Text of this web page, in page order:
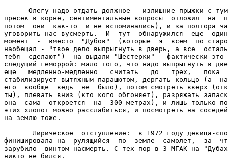
Олегу надо отдать должное - излишние прыжки с
пресек в корне, сентиментальные вопросы  отложил  на
потом  они  как-то  и не вспоминались), и за полтора
уговорить нас вусмерть.  И  тут  обнаружился  еще
момент  -  вместо  "Дубов"  (которые  я  всем  по
наобещал - "твое дело выпрыгнуть в дверь, а все
тебя  сделают")  на выдали "Шестерки" - фактически это
следущий геморрой: мало того, что надо выпрыгнуть в
еще   медленно-медленно   считать   до   трех,   пока
стабилизирует вытяжным парашютом, дергать кольцо (а
его  вообще  ведь  не  было), потом смотреть вверх
ты), плевать вниз (кто кого обгоняет), разряжать
она  сама  откроется  на  300 метрах), и лишь только
этих хлопот можно расслабиться, и посмотреть на
на землю тоже.
Лирическое  отступление:  в 1972 году девица-
финишировала на  рулящийся  по  земле  самолет,  за
зарубило  винтом насмерть. С тех пор в 3 МГАК на
никто не бился.